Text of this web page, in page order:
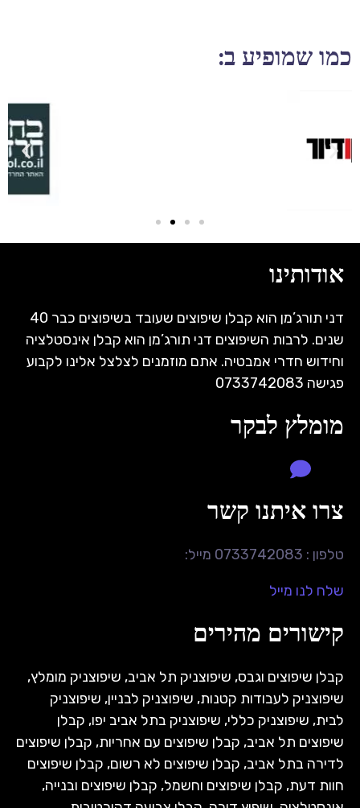
כמו שמופיע ב:
אודותינו
דני תורג’מן הוא קבלן שיפוצים שעובד בשיפוצים כבר 40
שנים. לרבות השיפוצים דני תורג’מן הוא קבלן אינסטלציה
וחידוש חדרי אמבטיה. אתם מוזמנים לצלצל אלינו לקבוע
פגישה 0733742083
מומלץ לבקר
צרו איתנו קשר
טלפון : 0733742083 מייל:
שלח לנו מייל
קישורים מהירים
קבלן שיפוצים וגבס, שיפוצניק תל אביב, שיפוצניק מומלץ,
שיפוצניק לעבודות קטנות, שיפוצניק לבניין, שיפוצניק
לבית, שיפוצניק כללי, שיפוצניק בתל אביב יפו, קבלן
שיפוצים תל אביב, קבלן שיפוצים עם אחריות, קבלן שיפוצים
לדירה בתל אביב, קבלן שיפוצים לא רשום, קבלן שיפוצים
חוות דעת, קבלן שיפוצים וחשמל, קבלן שיפוצים ובנייה,